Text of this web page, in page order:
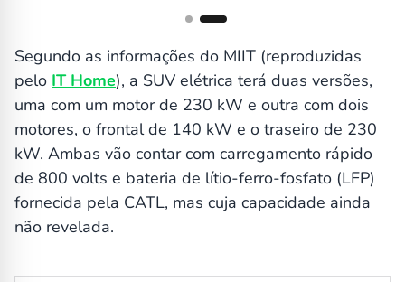
Segundo as informações do MIIT (reproduzidas
pelo IT Home), a SUV elétrica terá duas versões,
uma com um motor de 230 kW e outra com dois
motores, o frontal de 140 kW e o traseiro de 230
kW. Ambas vão contar com carregamento rápido
de 800 volts e bateria de lítio-ferro-fosfato (LFP)
fornecida pela CATL, mas cuja capacidade ainda
não revelada.